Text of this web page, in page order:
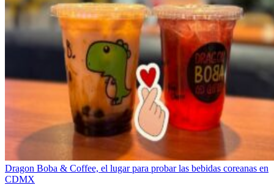
Dragon Boba & Coffee, el lugar para probar las bebidas coreanas en
CDMX